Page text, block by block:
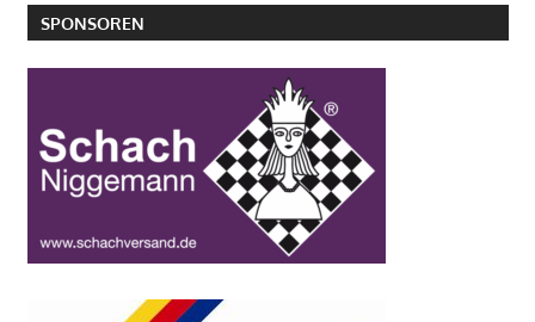
SPONSOREN